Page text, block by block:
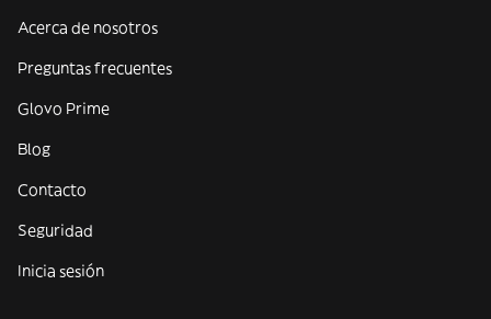
Acerca de nosotros
Preguntas frecuentes
Glovo Prime
Blog
Contacto
Seguridad
Inicia sesión